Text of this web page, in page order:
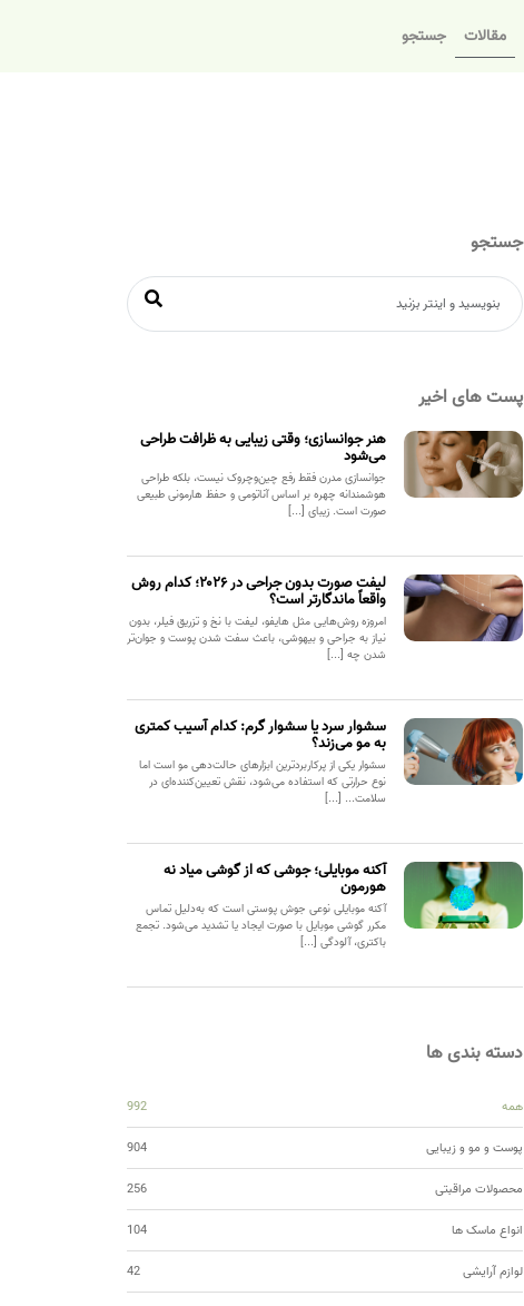
مقالات جستجو
جستجو
پست های اخیر
هنر جوانسازی؛ وقتی زیبایی به ظرافت طراحی
می‌شود
جوانسازی مدرن فقط رفع چین‌وچروک نیست، بلکه طراحی
هوشمندانه چهره بر اساس آناتومی و حفظ هارمونی طبیعی
صورت است. زیبای [...]
لیفت صورت بدون جراحی در ۲۰۲۶؛ کدام روش
واقعاً ماندگارتر است؟
امروزه روش‌هایی مثل هایفو، لیفت با نخ و تزریق فیلر، بدون
نیاز به جراحی و بیهوشی، باعث سفت شدن پوست و جوان‌تر
شدن چه [...]
سشوار سرد یا سشوار گرم: کدام آسیب کمتری
به مو می‌زند؟
سشوار یکی از پرکاربردترین ابزارهای حالت‌دهی مو است اما
نوع حرارتی که استفاده می‌شود، نقش تعیین‌کننده‌ای در
سلامت... [...]
آکنه موبایلی؛ جوشی که از گوشی میاد نه
هورمون
آکنه موبایلی نوعی جوش پوستی است که به‌دلیل تماس
مکرر گوشی موبایل با صورت ایجاد یا تشدید می‌شود. تجمع
باکتری، آلودگی [...]
دسته بندی ها
همه 992
پوست و مو و زیبایی 904
محصولات مراقبتی 256
انواع ماسک ها 104
لوازم آرایشی 42